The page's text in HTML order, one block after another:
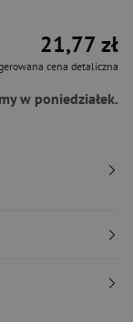
21,77 zł
cena detaliczna
w poniedziałek.